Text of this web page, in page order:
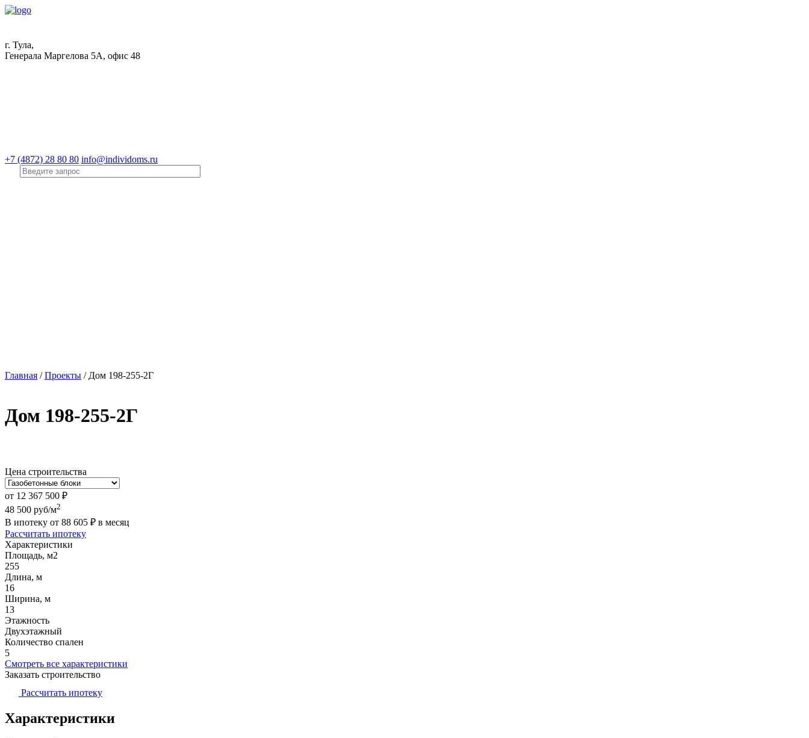
г. Тула,
Генерала Маргелова 5А, офис 48
+7 (4872) 28 80 80 info@individoms.ru
Главная /Проекты / Дом 198-255-2Г
Дом 198-255-2Г
Цена строительства
от 12 367 500 ₽
48 500 руб/м2
В ипотеку от 88 605 ₽ в месяц
Рассчитать ипотеку
Характеристики
Площадь, м2
255
Длина, м
16
Ширина, м
13
Этажность
Двухэтажный
Количество спален
5
Смотреть все характеристики
Заказать строительство
Рассчитать ипотеку
Характеристики